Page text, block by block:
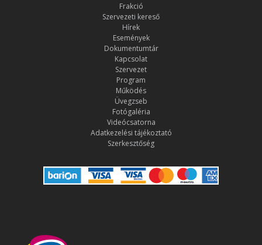
Frakció
Szervezeti kereső
Hírek
Események
Dokumentumtár
Kapcsolat
Szervezet
Program
Működés
Üvegzseb
Fotógaléria
Videócsatorna
Adatkezelési tájékoztató
Szerkesztőség